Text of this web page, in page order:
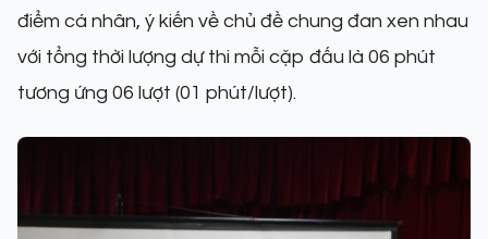
điểm cá nhân, ý kiến về chủ đề chung đan xen nhau
với tổng thời lượng dự thi mỗi cặp đấu là 06 phút
tương ứng 06 lượt (01 phút/lượt).